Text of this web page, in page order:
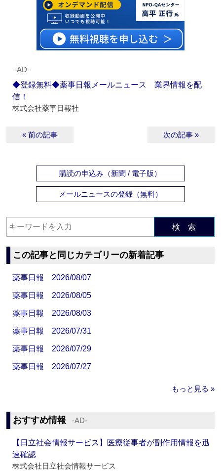
‐AD‐
◆登録無料◆薬事日報メールニュース 業界情報を配
信！
株式会社薬事日報社
« 前の記事 次の記事 »
購読の申込み（新聞 / 電子版）
メールニュースの登録（無料）
検 索
この記事と同じカテゴリーの新着記事
薬事日報 2026/08/07
薬事日報 2026/08/05
薬事日報 2026/08/03
薬事日報 2026/07/31
薬事日報 2026/07/29
薬事日報 2026/07/27
もっと見る »
おすすめ情報 ‐AD‐
【日立社会情報サービス】医療従事者が副作用情報を迅
速確認
株式会社日立社会情報サービス